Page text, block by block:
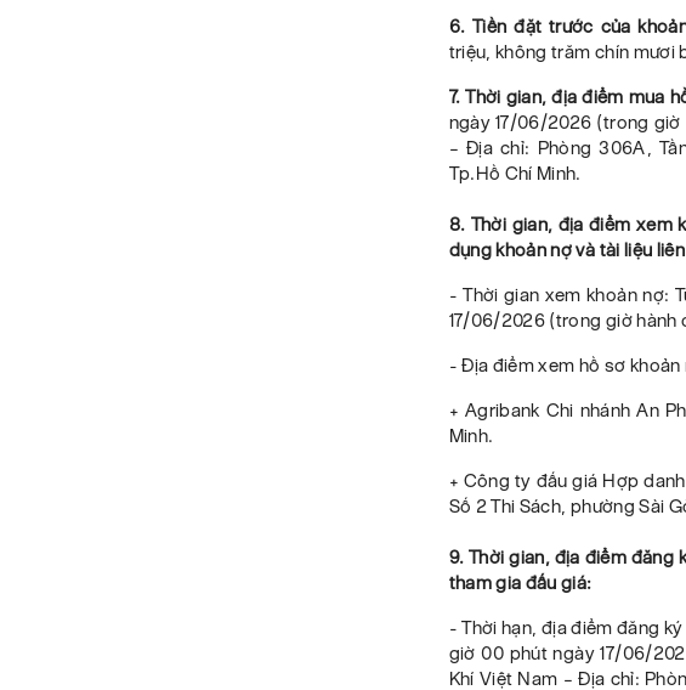
6. Tiền đặt trước của
triệu, không trăm chín mươi
7. Thời gian, địa điểm mua
ngày 17/06/2026 (trong giờ
– Địa chỉ: Phòng 306A,
Tp.Hồ Chí Minh.
8. Thời gian, địa điểm xem
dụng khoản nợ và tài liệu
- Thời gian xem khoản nợ:
17/06/2026 (trong giờ hành
- Địa điểm xem hồ sơ khoản
+ Agribank Chi nhánh An
Minh.
+ Công ty đấu giá Hợp
Số 2 Thi Sách, phường Sài
9. Thời gian, địa điểm đăng
tham gia đấu giá:
- Thời hạn, địa điểm đăng
giờ 00 phút ngày 17/06/
Khí Việt Nam – Địa chỉ: